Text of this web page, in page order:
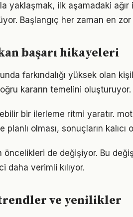
yaklaşmak, ilk aşamadaki ağır
Başlangıç her zaman en zor
başarı hikayeleri
farkındalığı yüksek olan
kararın temelini oluşturuyor.
bir ilerleme ritmi yaratır.
olması, sonuçların kalıcı
öncelikleri de değişiyor. Bu
verimli kılıyor.
ve yenilikler